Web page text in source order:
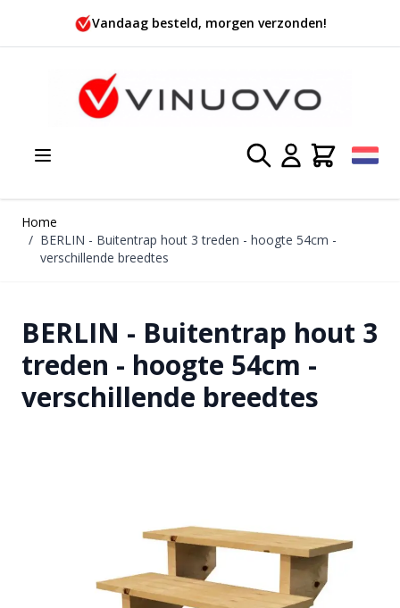
Ga naar de inhoud
Vandaag besteld, morgen verzonden!
Home
/ BERLIN - Buitentrap hout 3 treden - hoogte 54cm -
verschillende breedtes
BERLIN - Buitentrap hout 3
treden - hoogte 54cm -
verschillende breedtes